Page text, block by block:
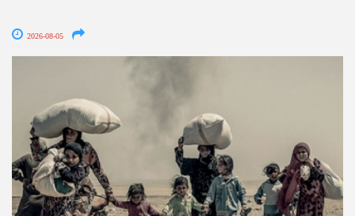
2026-08-05